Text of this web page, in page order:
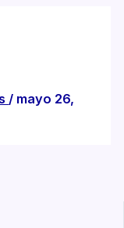
/ mayo 26,